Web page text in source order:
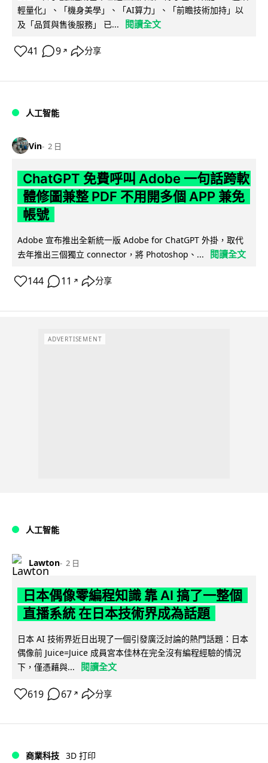
輕量化」、「機身美學」、「AI算力」、「前瞻技術加持」以
及「品質與售後服務」 已...
閱讀全文
41 9 ↗ 分享
人工智能
Vin 2 日
ChatGPT 免費呼叫 Adobe 一句話跨軟
體修圖兼整 PDF 不用開多個 APP 兼免
帳號
Adobe 宣布推出全新統一版 Adobe for ChatGPT 外掛，取代
去年推出三個獨立 connector，將 Photoshop、...
閱讀全文
144 11 ↗ 分享
ADVERTISEMENT
人工智能
Lawton 2 日
日本偶像零編程知識 靠 AI 搞了一整個
直播系統 在日本技術界成為話題
日本 AI 技術界近日出現了一個引發廣泛討論的熱門話題：日本
偶像前 Juice=Juice 成員宮本佳林在完全沒有編程經驗的情況
下，僅憑藉與...
閱讀全文
619 67 ↗ 分享
商業科技 3D 打印